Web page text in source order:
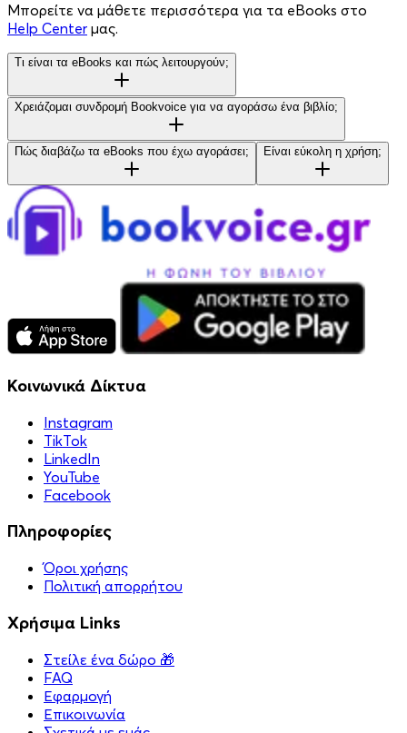
Μπορείτε να μάθετε περισσότερα για τα eBooks στο
Help Center μας.
Τι είναι τα eBooks και πώς λειτουργούν;
Χρειάζομαι συνδρομή Bookvoice για να αγοράσω ένα βιβλίο;
Πώς διαβάζω τα eBooks που έχω αγοράσει; Είναι εύκολη η χρήση;
Κοινωνικά Δίκτυα
Instagram
TikTok
LinkedIn
YouTube
Facebook
Πληροφορίες
Όροι χρήσης
Πολιτική απορρήτου
Χρήσιμα Links
Στείλε ένα δώρο 🎁
FAQ
Εφαρμογή
Επικοινωνία